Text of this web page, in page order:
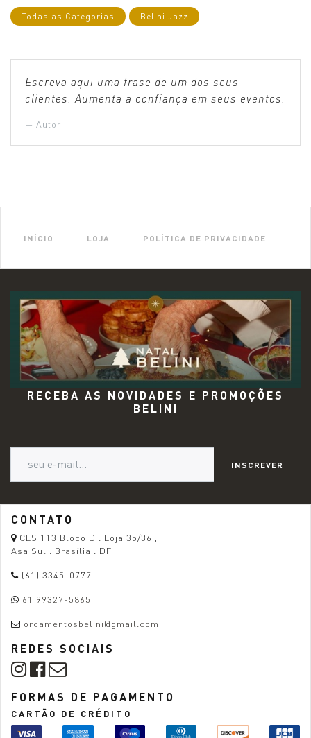
Todas as Categorias Belini Jazz
Escreva aqui uma frase de um dos seus
clientes. Aumenta a confiança em seus eventos.
Autor
INÍCIO LOJA POLÍTICA DE PRIVACIDADE
RECEBA AS NOVIDADES E PROMOÇÕES
BELINI
INSCREVER
CONTATO
CLS 113 Bloco D . Loja 35/36 ,
Asa Sul . Brasília . DF
(61) 3345-0777
61 99327-5865
orcamentosbelini@gmail.com
REDES SOCIAIS
FORMAS DE PAGAMENTO
CARTÃO DE CRÉDITO